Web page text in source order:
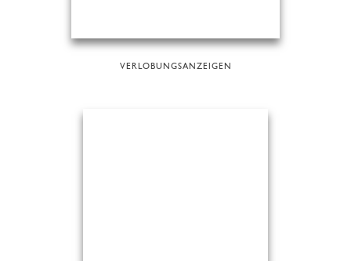
VERLOBUNGSANZEIGEN